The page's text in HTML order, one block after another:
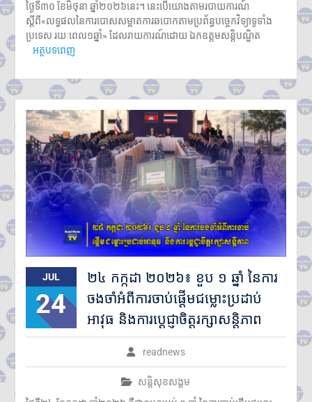
ថ្ងៃទី៣០ ខែមិថុនា ឆ្នាំ២០២៦នេះ។ នេះបើយោងតាមរបាយការណ៍
ស្តីពី«លទ្ធផលនៃការបោសសម្អាតការឆបោកតាមប្រព័ន្ធបច្ចេកវិទ្យាទូទាំង
ប្រទេស រយៈពេល១ឆ្នាំ» ដែលរាយការណ៍ដោយ ឯកឧត្តមសន្តិបណ្ឌិត
អត្ថបទពេញ
JUL
24
២៤ កក្កដា ២០២៦៖ ខួប ១ ឆ្នាំ នៃការ
ចងចាំអំពីការចាប់ផ្តើមជម្លោះប្រដាប់
អាវុធ និងការប្តេជ្ញាចិត្តរក្សាសន្តិភាព
readnews
សន្តិសុខសង្គម